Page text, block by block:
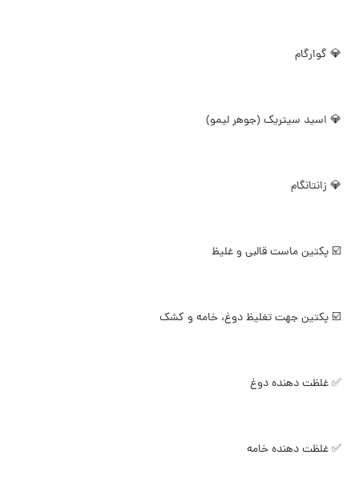
💎 گوارگام
💎 اسید سیتریک (جوهر لیمو)
💎 زانتانگام
☑️ پکتین ماست قالبی و غلیظ
☑️ پکتین جهت تغلیظ دوغ، خامه و کشک
✅ غلظت دهنده دوغ
✅ غلظت دهنده خامه